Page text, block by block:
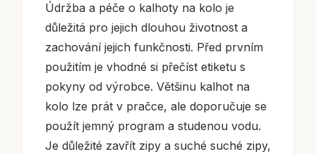
Údržba a péče o kalhoty na kolo je
důležitá pro jejich dlouhou životnost a
zachování jejich funkčnosti. Před prvním
použitím je vhodné si přečíst etiketu s
pokyny od výrobce. Většinu kalhot na
kolo lze prát v pračce, ale doporučuje se
použít jemný program a studenou vodu.
Je důležité zavřít zipy a suché suché zipy,